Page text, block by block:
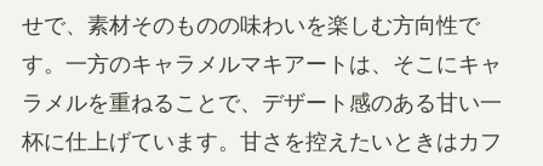
せで、素材そのものの味わいを楽しむ方向性で
す。一方のキャラメルマキアートは、そこにキャ
ラメルを重ねることで、デザート感のある甘い一
杯に仕上げています。甘さを控えたいときはカフ